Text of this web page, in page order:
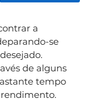
a
se
de alguns
tempo
rendimento.